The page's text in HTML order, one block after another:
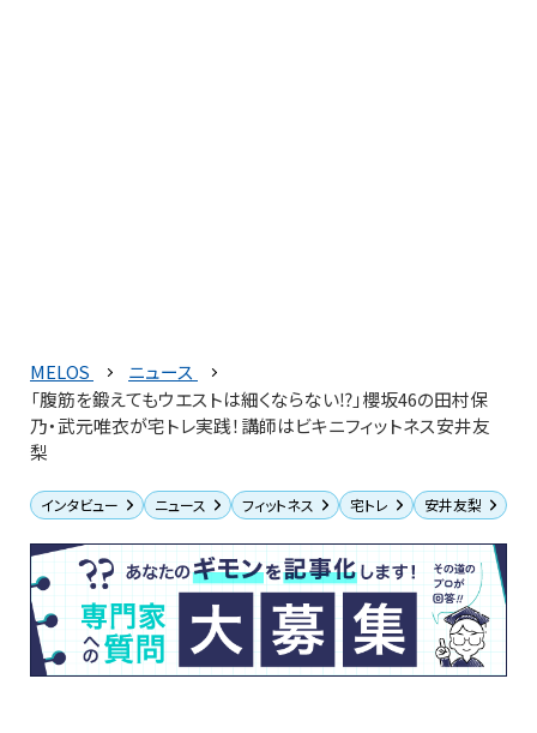
MELOS
ニュース
「腹筋を鍛えてもウエストは細くならない⁉︎」櫻坂46の田村保
乃・武元唯衣が宅トレ実践！講師はビキニフィットネス安井友
梨
インタビュー ニュース フィットネス 宅トレ 安井友梨